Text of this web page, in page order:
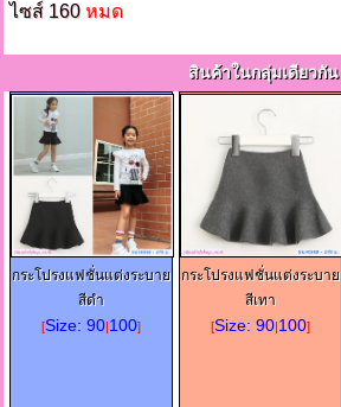
ไซส์ 160 หมด
สินค้าในกลุ่มเดียวกัน
กระโปรงแฟชั่นแต่งระบาย
สีดำ
[Size: 90|100]
กระโปรงแฟชั่นแต่งระบาย
สีเทา
[Size: 90|100]